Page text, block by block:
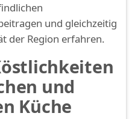
und gleichzeitig
der Region erfahren.
und
Küche